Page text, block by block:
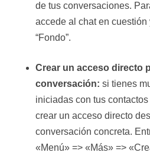
de tus conversaciones.
accede al chat en cuestión
“Fondo”.
Crear un acceso directo
conversación: si tienes
iniciadas con tus
crear un acceso directo
conversación concreta.
«Menú» => «Más» =>